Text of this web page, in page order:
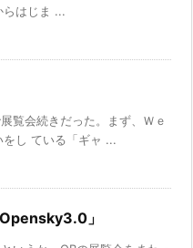
らはじま ...
覧会続きだった。まず、Ｗｅ
をし ている「ギャ ...
」